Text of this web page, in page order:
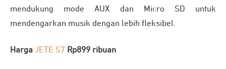
mendukung mode AUX dan Micro SD untuk
mendengarkan musik dengan lebih fleksibel.
Harga JETE S7 Rp899 ribuan